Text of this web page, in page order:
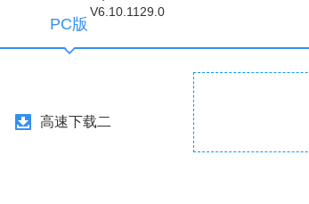
PC版
高速下载二